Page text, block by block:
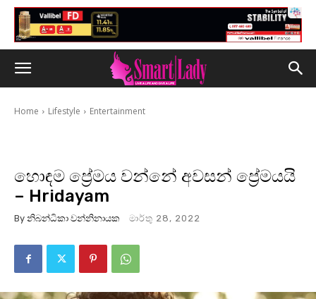
Home Lifestyle Entertainment
හොඳම ප්‍රේමය වන්නේ අවසන් ප්‍රේමයයි
– Hridayam
By නිබන්ධිකා වන්නිනායක මාර්තු 28, 2022